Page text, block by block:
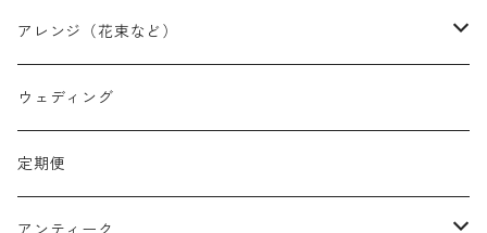
アレンジ（花束など）
スワッグ
リース
クリスマスリース
フラワーボックス
ウェディング
定期便